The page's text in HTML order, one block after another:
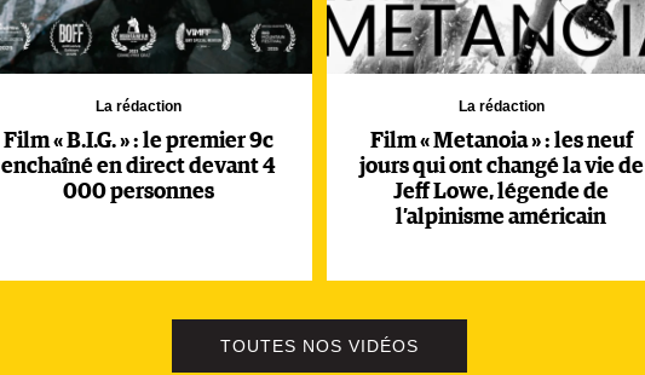
La rédaction
Film « B.I.G. » : le premier 9c
enchaîné en direct devant 4
000 personnes
La rédaction
Film « Metanoia » : les neuf
jours qui ont changé la vie de
Jeff Lowe, légende de
l’alpinisme américain
TOUTES NOS VIDÉOS